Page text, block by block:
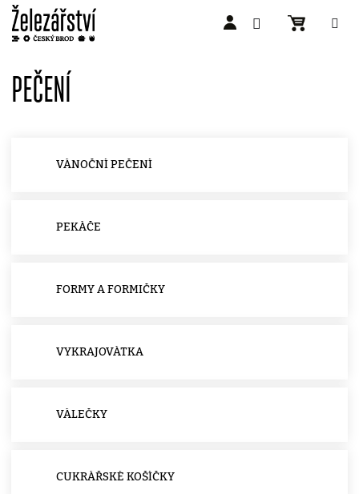
obsah
PEČENÍ
VÁNOČNÍ PEČENÍ
PEKÁČE
FORMY A FORMIČKY
VYKRAJOVÁTKA
VÁLEČKY
CUKRÁŘSKÉ KOŠÍČKY